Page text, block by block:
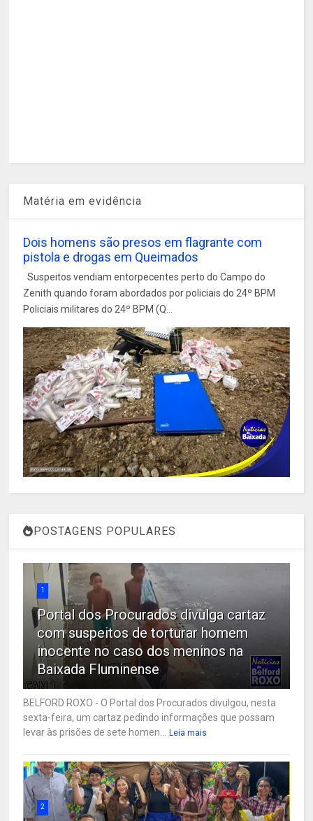
Matéria em evidência
Dois homens são presos em flagrante com
pistola e drogas em Queimados
Suspeitos vendiam entorpecentes perto do Campo do
Zenith quando foram abordados por policiais do 24º BPM
Policiais militares do 24º BPM (Q...
POSTAGENS POPULARES
1
Portal dos Procurados divulga cartaz
com suspeitos de torturar homem
inocente no caso dos meninos na
Baixada Fluminense
BELFORD ROXO - O Portal dos Procurados divulgou, nesta
sexta-feira, um cartaz pedindo informações que possam
levar às prisões de sete homen...
Leia mais
2